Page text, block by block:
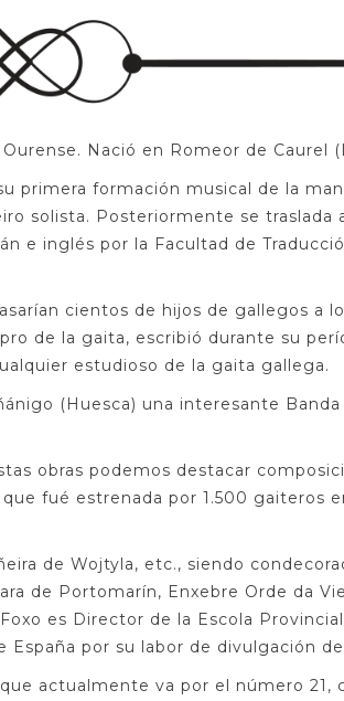
Nació en Romeor de Caurel
primera formación musical de la
solista. Posteriormente se traslada
e inglés por la Facultad de
cientos de hijos de gallegos a
de la gaita, escribió durante su
estudioso de la gaita gallega.
(Huesca) una interesante
obras podemos destacar
fué estrenada por 1.500 gaiteros
de Wojtyla, etc., siendo
de Portomarín, Enxebre Orde da
es Director de la Escola
por su labor de divulgación de
actualmente va por el número 21,